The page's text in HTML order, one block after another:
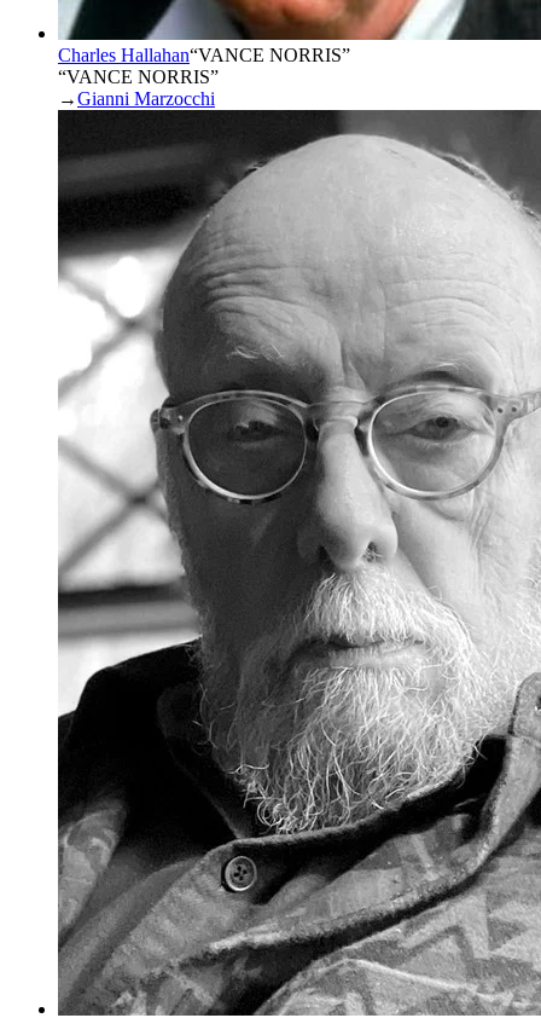
Charles Hallahan“VANCE NORRIS”
“VANCE NORRIS”
→Gianni Marzocchi